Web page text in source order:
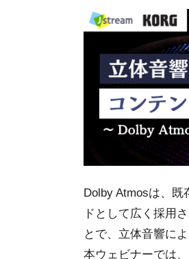
Dolby Atmosは、
ドとして広く採用
とで、立体音響に
本ウェビナーでは